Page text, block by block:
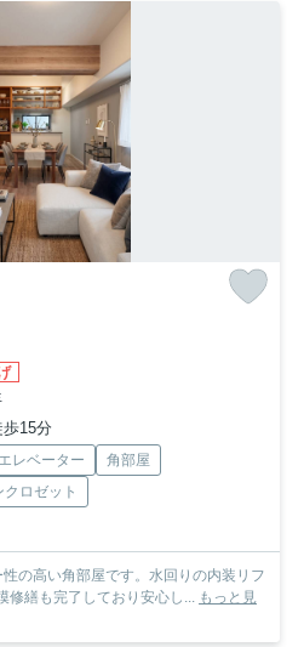
15分
エレベーター
角部屋
ロゼット
の高い角部屋です。水回りの内装リフ
修繕も完了しており安心し... もっと見